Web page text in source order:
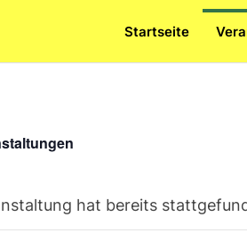
Startseite
hat bereits